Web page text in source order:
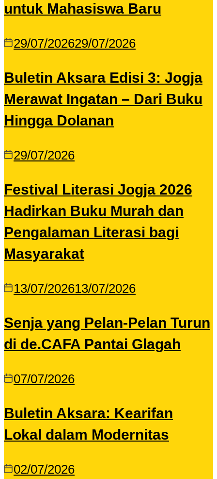
untuk Mahasiswa Baru
29/07/202629/07/2026
Buletin Aksara Edisi 3: Jogja
Merawat Ingatan – Dari Buku
Hingga Dolanan
29/07/2026
Festival Literasi Jogja 2026
Hadirkan Buku Murah dan
Pengalaman Literasi bagi
Masyarakat
13/07/202613/07/2026
Senja yang Pelan-Pelan Turun
di de.CAFA Pantai Glagah
07/07/2026
Buletin Aksara: Kearifan
Lokal dalam Modernitas
02/07/2026